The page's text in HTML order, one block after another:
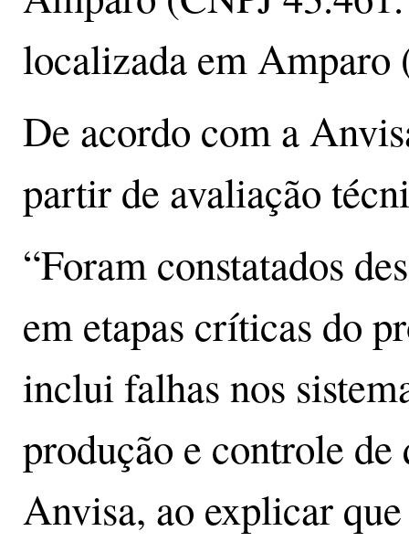
localizada em Amparo
De acordo com a
partir de avaliação
“Foram constatados
em etapas críticas do
inclui falhas nos
produção e controle
Anvisa, ao explicar